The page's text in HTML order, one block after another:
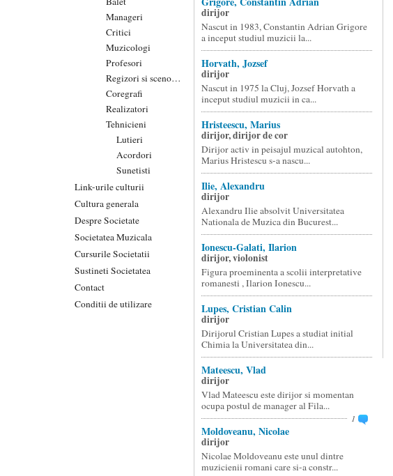
Manageri
Critici
Muzicologi
Profesori
Regizori si scenografi
Coregrafi
Realizatori
Tehnicieni
Lutieri
Acordori
Sunetisti
Link-urile culturii
Cultura generala
Despre Societate
Societatea Muzicala
Cursurile Societatii
Sustineti Societatea
Contact
Conditii de utilizare
dirijor
Nascut in 1983, Constantin Adrian Grigore
a inceput studiul muzicii la...
Horvath, Jozsef
dirijor
Nascut in 1975 la Cluj, Jozsef Horvath a
inceput studiul muzicii in ca...
Hristeescu, Marius
dirijor, dirijor de cor
Dirijor activ in peisajul muzical autohton,
Marius Hristescu s-a nascu...
Ilie, Alexandru
dirijor
Alexandru Ilie absolvit Universitatea
Nationala de Muzica din Bucurest...
Ionescu-Galati, Ilarion
dirijor, violonist
Figura proeminenta a scolii interpretative
romanesti , Ilarion Ionescu...
Lupes, Cristian Calin
dirijor
Dirijorul Cristian Lupes a studiat initial
Chimia la Universitatea din...
Mateescu, Vlad
dirijor
Vlad Mateescu este dirijor si momentan
ocupa postul de manager al Fila...
1
Moldoveanu, Nicolae
dirijor
Nicolae Moldoveanu este unul dintre
muzicienii romani care si-a constr...